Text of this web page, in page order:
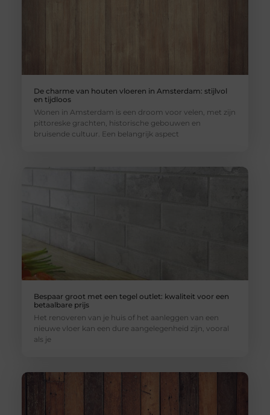
De charme van houten vloeren in Amsterdam: stijlvol
en tijdloos
Wonen in Amsterdam is een droom voor velen, met zijn
pittoreske grachten, historische gebouwen en
bruisende cultuur. Een belangrijk aspect
Bespaar groot met een tegel outlet: kwaliteit voor een
betaalbare prijs
Het renoveren van je huis of het aanleggen van een
nieuwe vloer kan een dure aangelegenheid zijn, vooral
als je